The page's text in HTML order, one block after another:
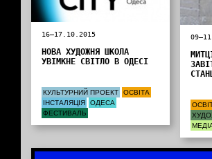
16—17.10.2015
НОВА ХУДОЖНЯ ШКОЛА
УВІМКНЕ СВІТЛО В ОДЕСІ
КУЛЬТУРНИЙ ПРОЕКТ
ОСВІТА
ІНСТАЛЯЦІЯ
ОДЕСА
ФЕСТИВАЛЬ